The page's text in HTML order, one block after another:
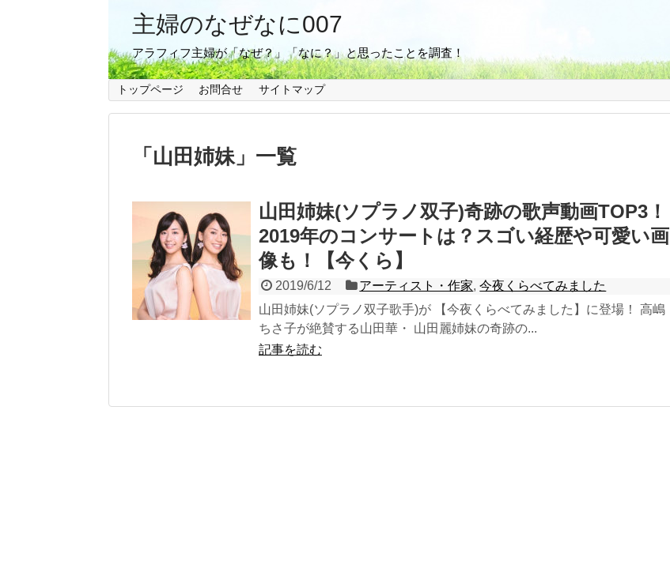
主婦のなぜなに007
アラフィフ主婦が「なぜ？」「なに？」と思ったことを調査！
トップページ お問合せ サイトマップ
「 山田姉妹 」 一覧
山田姉妹(ソプラノ双子)奇跡の歌声動画TOP3！
2019年のコンサートは？スゴい経歴や可愛い画
像も！【今くら】
2019/6/12 アーティスト・作家,今夜くらべてみました
山田姉妹(ソプラノ双子歌手)が 【今夜くらべてみました】に登場！ 高嶋
ちさ子が絶賛する山田華・ 山田麗姉妹の奇跡の...
記事を読む